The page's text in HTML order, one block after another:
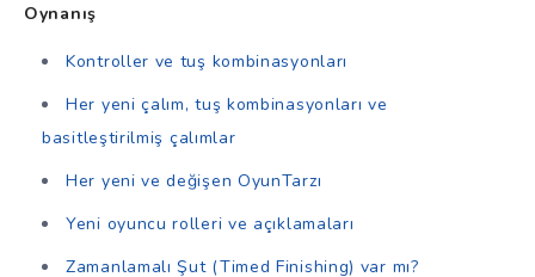
Oynanış
Kontroller ve tuş kombinasyonları
Her yeni çalım, tuş kombinasyonları ve
basitleştirilmiş çalımlar
Her yeni ve değişen OyunTarzı
Yeni oyuncu rolleri ve açıklamaları
Zamanlamalı Şut (Timed Finishing) var mı?